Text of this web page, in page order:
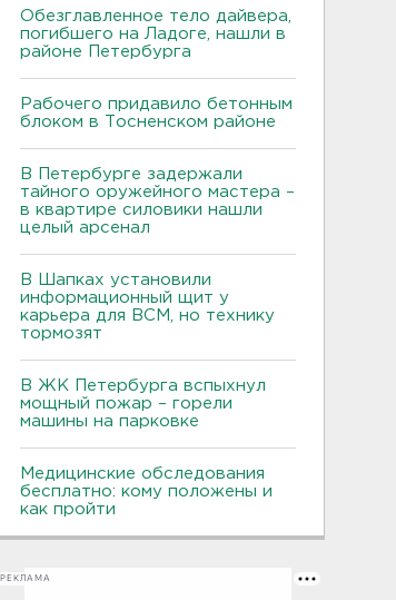
Обезглавленное тело дайвера,
погибшего на Ладоге, нашли в
районе Петербурга
Рабочего придавило бетонным
блоком в Тосненском районе
В Петербурге задержали
тайного оружейного мастера –
в квартире силовики нашли
целый арсенал
В Шапках установили
информационный щит у
карьера для ВСМ, но технику
тормозят
В ЖК Петербурга вспыхнул
мощный пожар – горели
машины на парковке
Медицинские обследования
бесплатно: кому положены и
как пройти
РЕКЛАМА